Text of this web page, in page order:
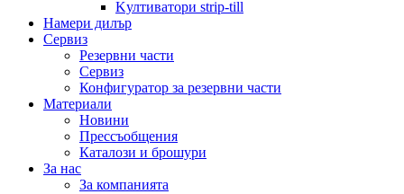
Kултиватори strip-till
Намери дилър
Сервиз
Резервни части
Сервиз
Конфигуратор за резервни части
Материали
Новини
Прессъобщения
Каталози и брошури
За нас
За компанията